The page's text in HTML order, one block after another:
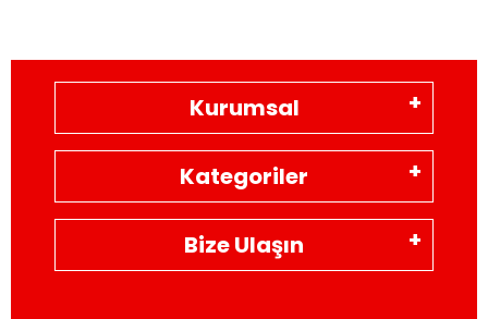
Kurumsal
Kategoriler
Bize Ulaşın